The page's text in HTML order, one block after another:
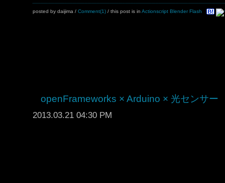
posted by daijima / Comment(1) / this post is in Actionscript Blender Flash
openFrameworks × Arduino × 光センサー
2013.03.21 04:30 PM